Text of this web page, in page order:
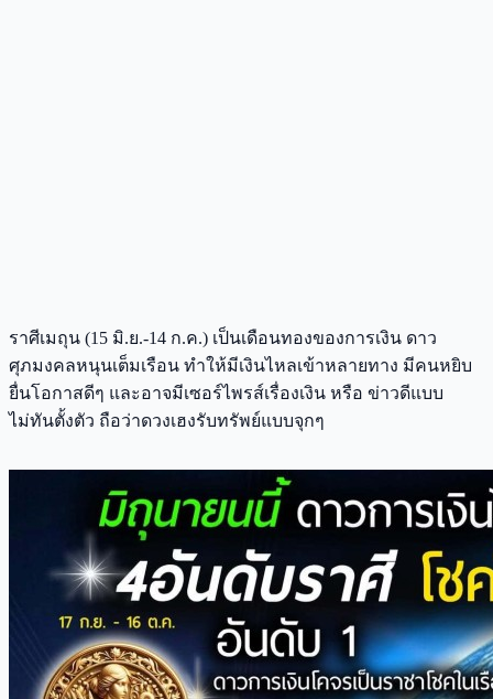
ราศีเมถุน (15 มิ.ย.-14 ก.ค.) เป็นเดือนทองของการเงิน ดาว
ศุภมงคลหนุนเต็มเรือน ทำให้มีเงินไหลเข้าหลายทาง มีคนหยิบ
ยื่นโอกาสดีๆ และอาจมีเซอร์ไพรส์เรื่องเงิน หรือ ข่าวดีแบบ
ไม่ทันตั้งตัว ถือว่าดวงเฮงรับทรัพย์แบบจุกๆ